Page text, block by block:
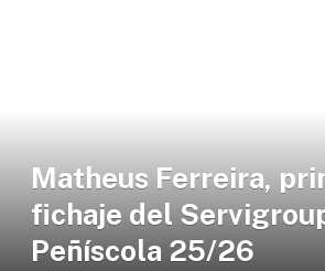
Matheus Ferreira,
fichaje del
Peñíscola 25/26